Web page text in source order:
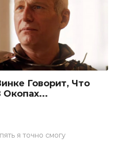
Говорит, Что
Окопах...
я точно смогу